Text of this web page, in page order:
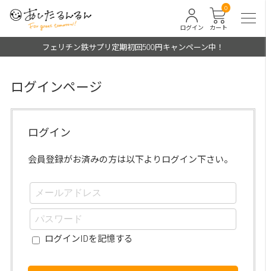
カート
0
ログイン
フェリチン鉄サプリ定期初回500円キャンペーン中！
ログインページ
ログイン
会員登録がお済みの方は以下よりログイン下さい。
ログインIDを記憶する